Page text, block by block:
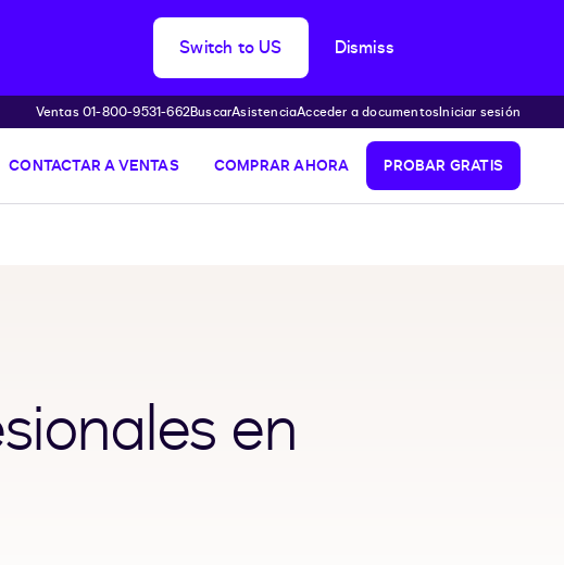
Switch to US Dismiss
Ventas 01-800-9531-662BuscarAsistenciaAcceder a documentosIniciar sesión
CONTACTAR A VENTAS COMPRAR AHORA PROBAR GRATIS
en